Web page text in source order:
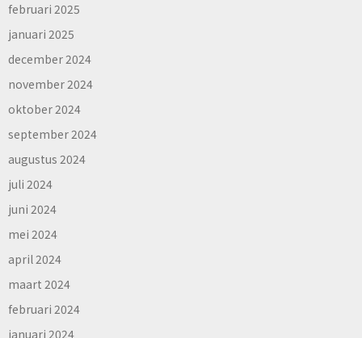
februari 2025
januari 2025
december 2024
november 2024
oktober 2024
september 2024
augustus 2024
juli 2024
juni 2024
mei 2024
april 2024
maart 2024
februari 2024
januari 2024